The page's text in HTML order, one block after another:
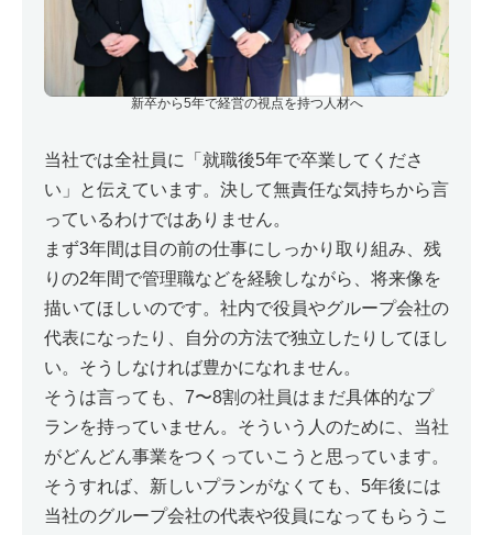
新卒から5年で経営の視点を持つ人材へ
当社では全社員に「就職後5年で卒業してくださ
い」と伝えています。決して無責任な気持ちから言
っているわけではありません。
まず3年間は目の前の仕事にしっかり取り組み、残
りの2年間で管理職などを経験しながら、将来像を
描いてほしいのです。社内で役員やグループ会社の
代表になったり、自分の方法で独立したりしてほし
い。そうしなければ豊かになれません。
そうは言っても、7〜8割の社員はまだ具体的なプ
ランを持っていません。そういう人のために、当社
がどんどん事業をつくっていこうと思っています。
そうすれば、新しいプランがなくても、5年後には
当社のグループ会社の代表や役員になってもらうこ